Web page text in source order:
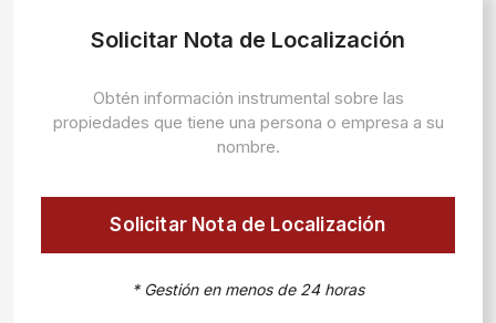
Solicitar Nota de Localización
Obtén información instrumental sobre las
propiedades que tiene una persona o empresa a su
nombre.
Solicitar Nota de Localización
* Gestión en menos de 24 horas